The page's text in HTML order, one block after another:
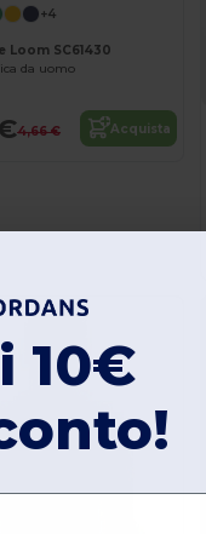
+4
Loom SC61430
da uomo
4,66 € Acquista
10€